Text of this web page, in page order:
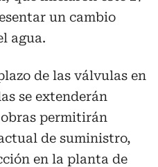
un cambio
agua.
de las válvulas en
se extenderán
permitirán
de suministro,
en la planta de